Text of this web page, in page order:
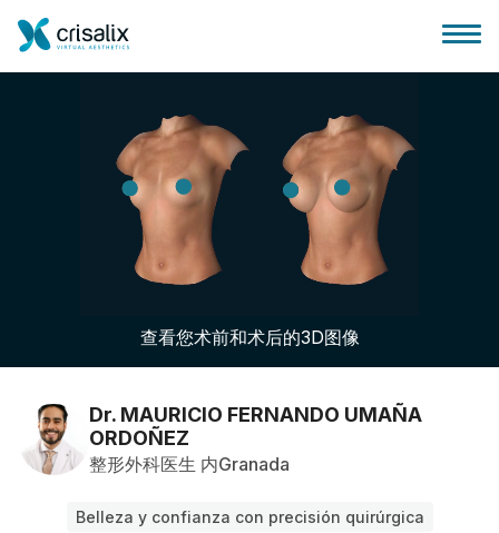
外科医生之家
客户评价
查看您术前和术后的3D图像
Dr. MAURICIO FERNANDO UMAÑA
ORDOÑEZ
整形外科医生 内Granada
Belleza y confianza con precisión quirúrgica